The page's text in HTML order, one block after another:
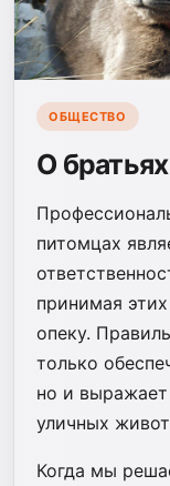
ОБЩЕСТВО
О
питомцах
принимая
опеку.
только
но и
уличных
Когда мы